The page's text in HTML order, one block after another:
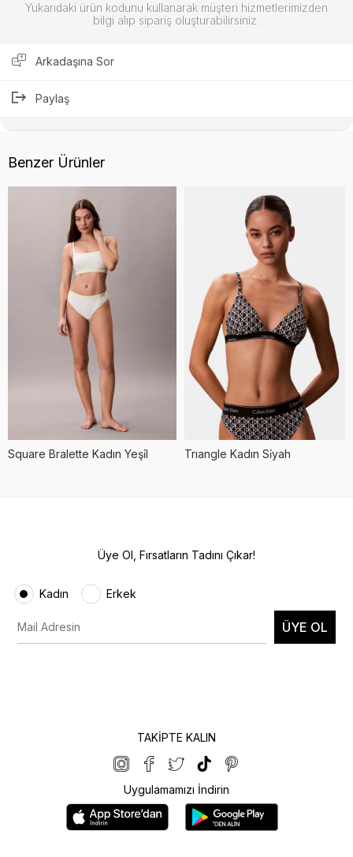
Yukarıdaki ürün kodunu kullanarak müşteri hizmetlerimizden
bilgi alıp sipariş oluşturabilirsiniz.
Arkadaşına Sor
Paylaş
Benzer Ürünler
Square Bralette Kadın Yeşi̇l Trıangle Kadın Si̇yah
Üye Ol, Fırsatların Tadını Çıkar!
Kadın Erkek
ÜYE OL
TAKİPTE KALIN
Uygulamamızı İndirin